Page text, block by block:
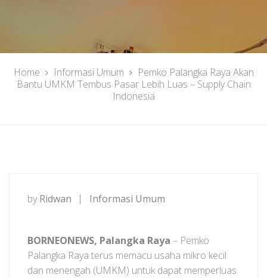
Home Informasi Umum
Pemko Palangka Raya Akan
Bantu UMKM Tembus Pasar Lebih Luas – Supply Chain
Indonesia
by Ridwan Informasi Umum
BORNEONEWS, Palangka Raya – Pemko
Palangka Raya terus memacu usaha mikro kecil
dan menengah (UMKM) untuk dapat memperluas